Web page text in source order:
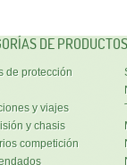
DE PRODUCTOS
de protección
y viajes
y chasis
competición